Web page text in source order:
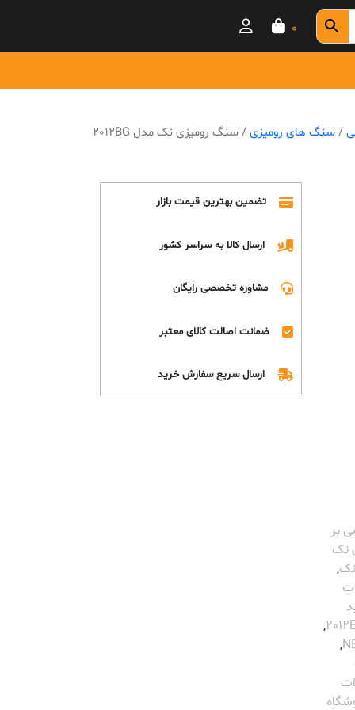
0
/سنگ های رومیزی / سنگ رومیزی نک مدل 2012BG
بر
نک
,
,
,
تضمین بهترین قیمت بازار
ارسال کالا به سراسر کشور
مشاوره تخصصی رایگان
ضمانت اصالت کالای معتبر
ارسال سریع سفارش خرید